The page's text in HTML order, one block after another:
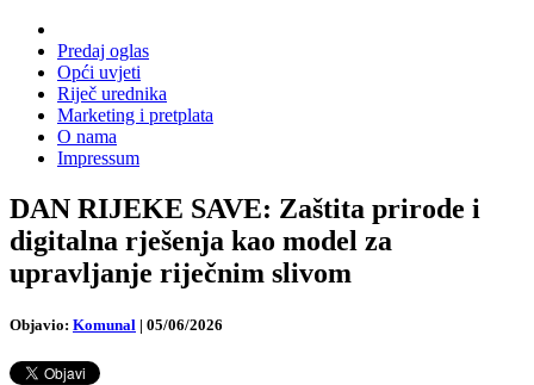
Predaj oglas
Opći uvjeti
Riječ urednika
Marketing i pretplata
O nama
Impressum
DAN RIJEKE SAVE: Zaštita prirode i
digitalna rješenja kao model za
upravljanje riječnim slivom
Objavio: Komunal | 05/06/2026